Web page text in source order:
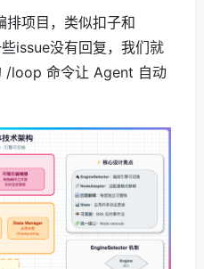
项目，类似扣子和
issue没有回复，我们就
/loop 命令让 Agent 自动